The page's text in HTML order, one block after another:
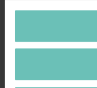
23 DECEMBER